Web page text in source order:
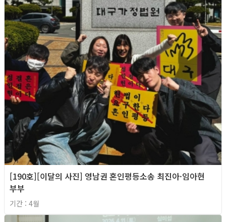
[190호][이달의 사진] 영남권 혼인평등소송 최진아·임아현
부부
기간 : 4월